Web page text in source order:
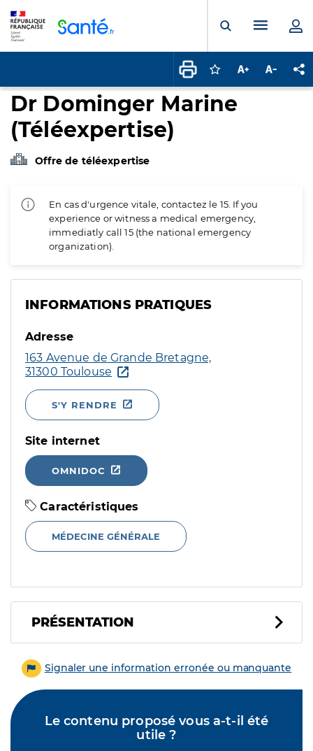
Ouvrir laMenu
Connectez-vous
Augmenter la
Dr Dominger Marine
(Téléexpertise)
Offre de téléexpertise
En cas d'urgence vitale, contactez le 15. If you
experience or witness a medical emergency,
immediatly call 15 (the national emergency
organization).
INFORMATIONS PRATIQUES
Adresse
163 Avenue de Grande Bretagne,
31300 Toulouse
S'Y RENDRE
Site internet
OMNIDOC
Caractéristiques
MÉDECINE GÉNÉRALE
PRÉSENTATION
Signaler une information erronée ou manquante
Le contenu proposé vous a-t-il été
utile ?